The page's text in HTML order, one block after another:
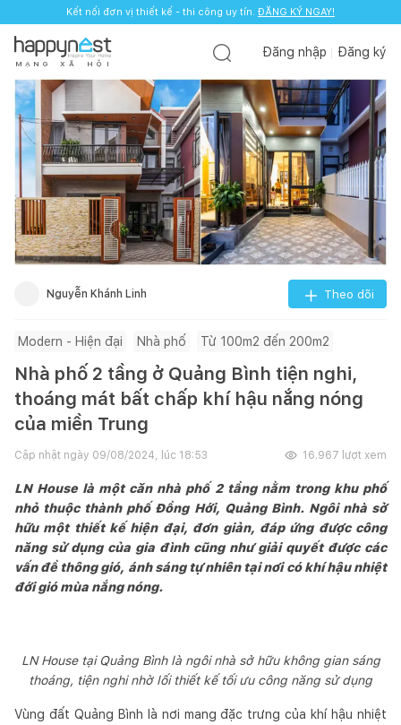
Kết nối đơn vị thiết kế - thi công uy tín. ĐĂNG KÝ NGAY!
M Ạ N G X Ã H Ộ I
Đăng nhập Đăng ký
Nguyễn Khánh Linh Theo dõi
Modern - Hiện đại Nhà phố Từ 100m2 đến 200m2
Nhà phố 2 tầng ở Quảng Bình tiện nghi,
thoáng mát bất chấp khí hậu nắng nóng
của miền Trung
Cập nhật ngày 09/08/2024, lúc 18:53 16.967 lượt xem
LN House là một căn nhà phố 2 tầng nằm trong khu phố
nhỏ thuộc thành phố Đồng Hới, Quảng Bình. Ngôi nhà sở
hữu một thiết kế hiện đại, đơn giản, đáp ứng được công
năng sử dụng của gia đình cũng như giải quyết được các
vấn đề thông gió, ánh sáng tự nhiên tại nơi có khí hậu nhiệt
đới gió mùa nắng nóng.
LN House tại Quảng Bình là ngôi nhà sở hữu không gian sáng
thoáng, tiện nghi nhờ lối thiết kế tối ưu công năng sử dụng
Vùng đất Quảng Bình là nơi mang đặc trưng của khí hậu nhiệt